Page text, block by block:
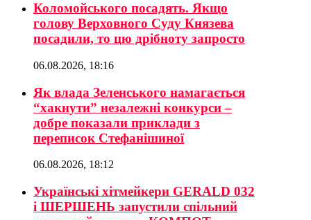
Коломойського посадять. Якщо
голову Верховного Суду Князева
посадили, то цю дрібноту запросто
06.08.2026, 18:16
Як влада Зеленського намагається
“хакнути” незалежні конкурси –
добре показали приклади з
переписок Стефанішиної
06.08.2026, 18:12
Українські хітмейкери GERALD 032
і ШЕРШЕНЬ запустили спільний